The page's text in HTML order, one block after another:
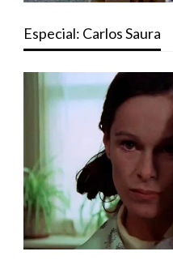
Especial: Carlos Saura